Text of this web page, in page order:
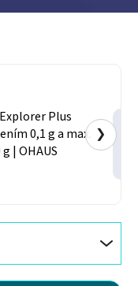
Plus
0,1 g a max.
| OHAUS
❯